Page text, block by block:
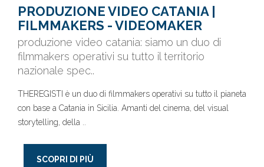
PRODUZIONE VIDEO CATANIA |
FILMMAKERS - VIDEOMAKER
produzione video catania: siamo un duo di
filmmakers operativi su tutto il territorio
nazionale spec..
THEREGISTI è un duo di filmmakers operativi su tutto il pianeta
con base a Catania in Sicilia. Amanti del cinema, del visual
storytelling, della ..
SCOPRI DI PIÙ